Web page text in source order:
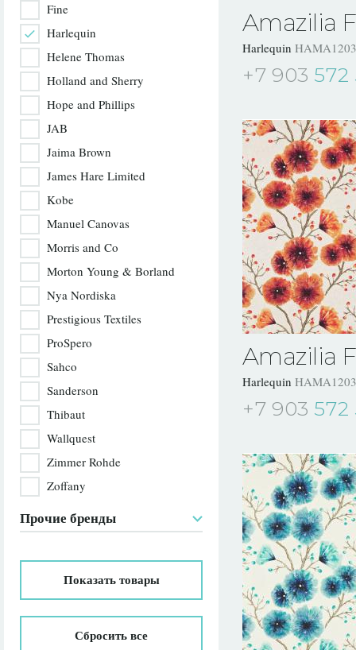
Fine
Harlequin
Helene Thomas
Holland and Sherry
Hope and Phillips
JAB
Jaima Brown
James Hare Limited
Kobe
Manuel Canovas
Morris and Co
Morton Young & Borland
Nya Nordiska
Prestigious Textiles
ProSpero
Sahco
Sanderson
Thibaut
Wallquest
Zimmer Rohde
Zoffany
Прочие бренды
Показатьтовары
Сбросить все
Amazilia
Harlequin
+7 903 572
Amazilia
Harlequin
+7 903 572